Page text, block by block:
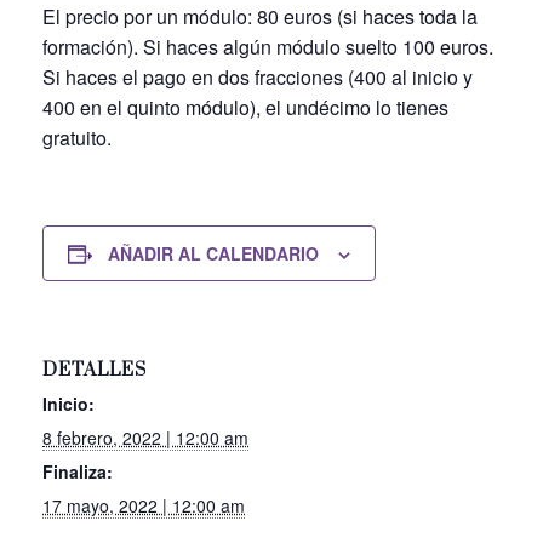
El precio por un módulo: 80 euros (si haces toda la
formación). Si haces algún módulo suelto 100 euros.
Si haces el pago en dos fracciones (400 al inicio y
400 en el quinto módulo), el undécimo lo tienes
gratuito.
AÑADIR AL CALENDARIO
DETALLES
Inicio:
8 febrero, 2022 | 12:00 am
Finaliza:
17 mayo, 2022 | 12:00 am